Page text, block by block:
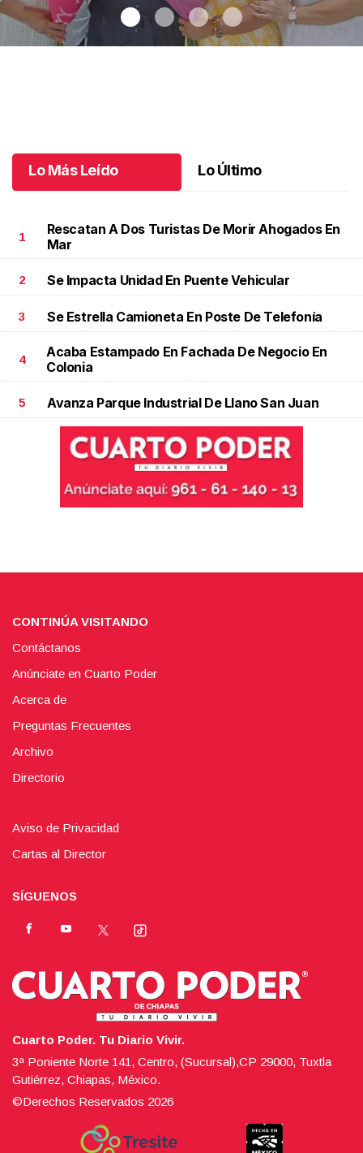
Lo Más Leído Lo Último
1
Rescatan A Dos Turistas De Morir Ahogados En
Mar
2 Se Impacta Unidad En Puente Vehicular
3 Se Estrella Camioneta En Poste De Telefonía
4
Acaba Estampado En Fachada De Negocio En
Colonia
5 Avanza Parque Industrial De Llano San Juan
CONTINÚA VISITANDO
Contáctanos
Anúnciate en Cuarto Poder
Acerca de
Preguntas Frecuentes
Archivo
Directorio
Aviso de Privacidad
Cartas al Director
SÍGUENOS
Cuarto Poder. Tu Diario Vivir.
3ª Poniente Norte 141, Centro, (Sucursal),CP 29000, Tuxtla
Gutiérrez, Chiapas, México.
©Derechos Reservados 2026